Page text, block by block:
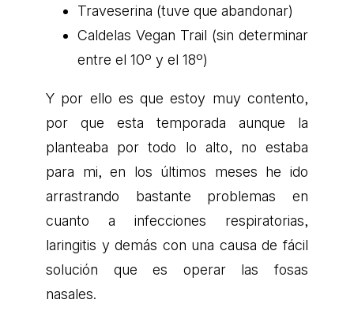
Traveserina (tuve que abandonar)
Caldelas Vegan Trail (sin determinar
entre el 10º y el 18º)
Y por ello es que estoy muy contento,
por que esta temporada aunque la
planteaba por todo lo alto, no estaba
para mi, en los últimos meses he ido
arrastrando bastante problemas en
cuanto a infecciones respiratorias,
laringitis y demás con una causa de fácil
solución que es operar las fosas
nasales.